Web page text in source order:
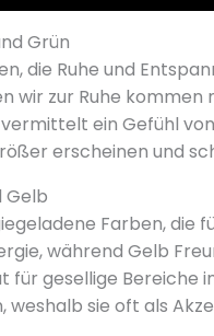
Grün
die Ruhe und
wir zur Ruhe
ein Gefühl
erscheinen und
Gelb
Farben, die
während Gelb
für gesellige Bereiche
weshalb sie oft als